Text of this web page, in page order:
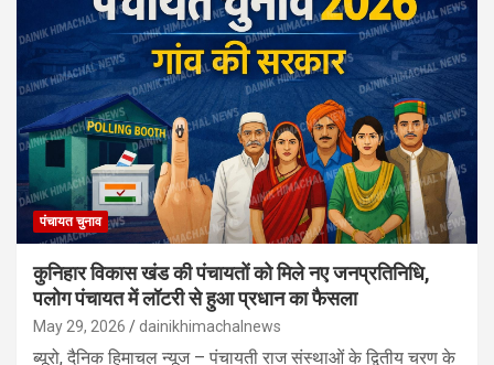
पंचायत चुनाव
कुनिहार विकास खंड की पंचायतों को मिले नए जनप्रतिनिधि,
पलोग पंचायत में लॉटरी से हुआ प्रधान का फैसला
May 29, 2026 dainikhimachalnews
ब्यूरो, दैनिक हिमाचल न्यूज – पंचायती राज संस्थाओं के द्वितीय चरण के